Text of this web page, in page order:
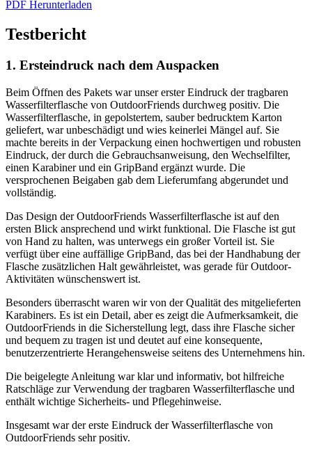
PDF Herunterladen
Testbericht
1. Ersteindruck nach dem Auspacken
Beim Öffnen des Pakets war unser erster Eindruck der tragbaren
Wasserfilterflasche von OutdoorFriends durchweg positiv. Die
Wasserfilterflasche, in gepolstertem, sauber bedrucktem Karton
geliefert, war unbeschädigt und wies keinerlei Mängel auf. Sie
machte bereits in der Verpackung einen hochwertigen und robusten
Eindruck, der durch die Gebrauchsanweisung, den Wechselfilter,
einen Karabiner und ein GripBand ergänzt wurde. Die
versprochenen Beigaben gab dem Lieferumfang abgerundet und
vollständig.
Das Design der OutdoorFriends Wasserfilterflasche ist auf den
ersten Blick ansprechend und wirkt funktional. Die Flasche ist gut
von Hand zu halten, was unterwegs ein großer Vorteil ist. Sie
verfügt über eine auffällige GripBand, das bei der Handhabung der
Flasche zusätzlichen Halt gewährleistet, was gerade für Outdoor-
Aktivitäten wünschenswert ist.
Besonders überrascht waren wir von der Qualität des mitgelieferten
Karabiners. Es ist ein Detail, aber es zeigt die Aufmerksamkeit, die
OutdoorFriends in die Sicherstellung legt, dass ihre Flasche sicher
und bequem zu tragen ist und deutet auf eine konsequente,
benutzerzentrierte Herangehensweise seitens des Unternehmens hin.
Die beigelegte Anleitung war klar und informativ, bot hilfreiche
Ratschläge zur Verwendung der tragbaren Wasserfilterflasche und
enthält wichtige Sicherheits- und Pflegehinweise.
Insgesamt war der erste Eindruck der Wasserfilterflasche von
OutdoorFriends sehr positiv.